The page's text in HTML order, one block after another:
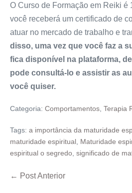
O Curso de Formação em Reiki é
você receberá um certificado de
atuar no mercado de trabalho e
disso, uma vez que você faz a
fica disponível na plataforma,
pode consultá-lo e assistir as
você quiser.
Categoria: Comportamentos Terapia
Tags: a importância da maturidade
maturidade espiritual Maturidade
espiritual o segredo significado de
← Post Anterior